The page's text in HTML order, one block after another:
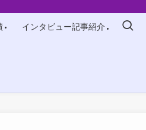
インタビュー記事紹介